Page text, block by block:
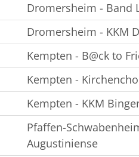
Dromersheim - Band
Dromersheim - KKM
Kempten - ⁠B@ck to
Kempten -
Kempten - KKM
Pfaffen-
Augustiniense